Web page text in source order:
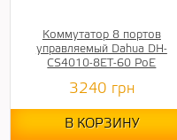
Коммутатор 8 портов
управляемый Dahua DH-
CS4010-8ET-60 PoE
3240 грн
В КОРЗИНУ